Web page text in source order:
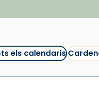
i prepara una
itual
amb IA
els calendaris